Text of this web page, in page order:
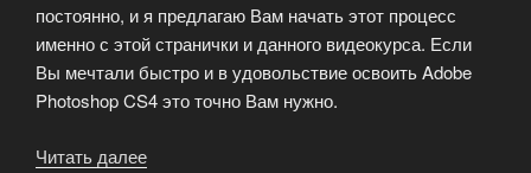
постоянно, и я предлагаю Вам начать этот процесс
именно с этой странички и данного видеокурса. Если
Вы мечтали быстро и в удовольствие освоить Adobe
Photoshop CS4 это точно Вам нужно.
Читать далее